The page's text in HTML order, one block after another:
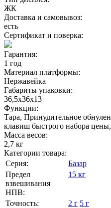
ЖК
Доставка и самовывоз:
есть
Сертификат и поверка:
Гарантия:
1 год
Материал платформы:
Нержавейка
Габариты упаковки:
36,5х36х13
Функции:
Тара, Принудительное
клавиш быстрого набора
Масса весов:
2,7 кг
Категории товара:
Серия:
Базар
Предел
взвешивания
НПВ:
15 кг
Точность: 2 г 5 г